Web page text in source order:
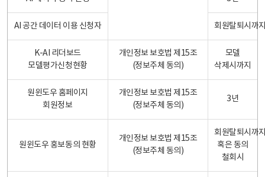
AI 공간 데이터 이용 신청자 회원탈퇴시까
K-AI 리더보드
모델평가신청현황
개인정보 보호법 제15조
(정보주체 동의)
모델
삭제시까지
원윈도우 홈페이지
회원정보
개인정보 보호법 제15조
(정보주체 동의)
3년
원윈도우 홍보동의 현황
개인정보 보호법 제15조
(정보주체 동의)
회원탈퇴시까
혹은 동의
철회시